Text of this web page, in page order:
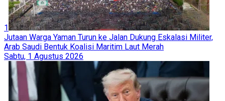
1
Jutaan Warga Yaman Turun ke Jalan Dukung Eskalasi Militer,
Arab Saudi Bentuk Koalisi Maritim Laut Merah
Sabtu, 1 Agustus 2026